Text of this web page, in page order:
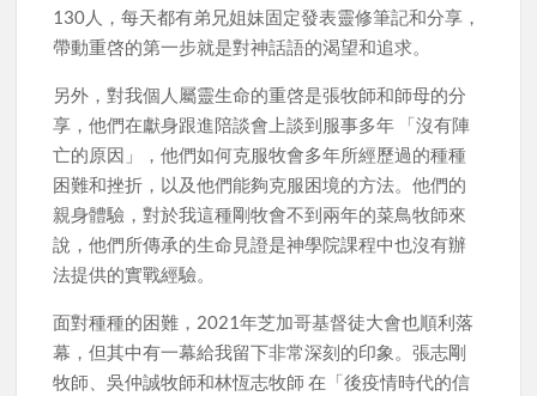
130人，每天都有弟兄姐妹固定發表靈修筆記和分享，
帶動重啓的第一步就是對神話語的渴望和追求。
另外，對我個人屬靈生命的重啓是張牧師和師母的分
享，他們在獻身跟進陪談會上談到服事多年 「沒有陣
亡的原因」，他們如何克服牧會多年所經歷過的種種
困難和挫折，以及他們能夠克服困境的方法。他們的
親身體驗，對於我這種剛牧會不到兩年的菜鳥牧師來
說，他們所傳承的生命見證是神學院課程中也沒有辦
法提供的實戰經驗。
面對種種的困難，2021年芝加哥基督徒大會也順利落
幕，但其中有一幕給我留下非常深刻的印象。張志剛
牧師、吳仲誠牧師和林恆志牧師 在「後疫情時代的信